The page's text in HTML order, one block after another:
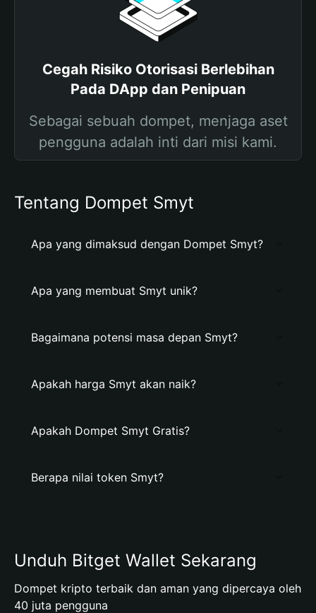
Cegah Risiko Otorisasi Berlebihan
Pada DApp dan Penipuan
Sebagai sebuah dompet, menjaga aset
pengguna adalah inti dari misi kami.
Tentang Dompet Smyt
Apa yang dimaksud dengan Dompet Smyt?
Apa yang membuat Smyt unik?
Bagaimana potensi masa depan Smyt?
Apakah harga Smyt akan naik?
Apakah Dompet Smyt Gratis?
Berapa nilai token Smyt?
Unduh Bitget Wallet Sekarang
Dompet kripto terbaik dan aman yang dipercaya oleh
40 juta pengguna